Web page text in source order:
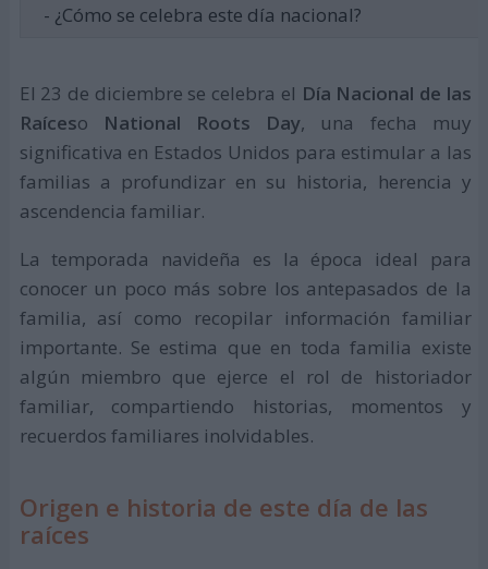
- ¿Cómo se celebra este día nacional?
El 23 de diciembre se celebra el Día Nacional de las
Raíceso National Roots Day, una fecha muy
significativa en Estados Unidos para estimular a las
familias a profundizar en su historia, herencia y
ascendencia familiar.
La temporada navideña es la época ideal para
conocer un poco más sobre los antepasados de la
familia, así como recopilar información familiar
importante. Se estima que en toda familia existe
algún miembro que ejerce el rol de historiador
familiar, compartiendo historias, momentos y
recuerdos familiares inolvidables.
Origen e historia de este día de las
raíces